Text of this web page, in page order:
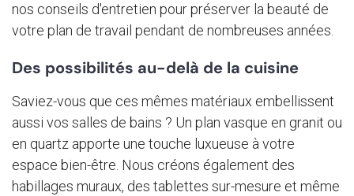
nos conseils d'entretien pour préserver la beauté de
votre plan de travail pendant de nombreuses années.
Des possibilités au-delà de la cuisine
Saviez-vous que ces mêmes matériaux embellissent
aussi vos salles de bains ? Un plan vasque en granit ou
en quartz apporte une touche luxueuse à votre
espace bien-être. Nous créons également des
habillages muraux, des tablettes sur-mesure et même